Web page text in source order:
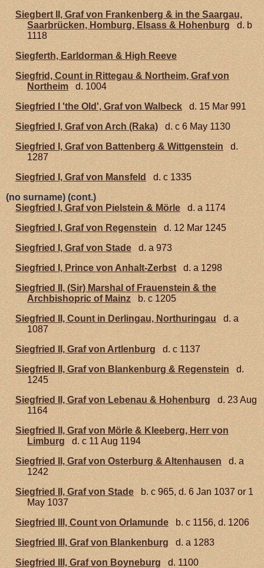
Siegbert II, Graf von Frankenberg & in the Saargau,
Saarbrücken, Homburg, Elsass & Hohenburg
d. b
1118
Siegferth, Earldorman & High Reeve
Siegfrid, Count in Rittegau & Northeim, Graf von
Northeim
d. 1004
Siegfried I 'the Old', Graf von Walbeck
d. 15 Mar 991
Siegfried I, Graf von Arch (Raka)
d. c 6 May 1130
Siegfried I, Graf von Battenberg & Wittgenstein
d.
1287
Siegfried I, Graf von Mansfeld
d. c 1335
(no surname) (cont.)
Siegfried I, Graf von Pielstein & Mörle
d. a 1174
Siegfried I, Graf von Regenstein
d. 12 Mar 1245
Siegfried I, Graf von Stade
d. a 973
Siegfried I, Prince von Anhalt-Zerbst
d. a 1298
Siegfried II, (Sir) Marshal of Frauenstein & the
Archbishopric of Mainz
b. c 1205
Siegfried II, Count in Derlingau, Northuringau
d. a
1087
Siegfried II, Graf von Artlenburg
d. c 1137
Siegfried II, Graf von Blankenburg & Regenstein
d.
1245
Siegfried II, Graf von Lebenau & Hohenburg
d. 23 Aug
1164
Siegfried II, Graf von Mörle & Kleeberg, Herr von
Limburg
d. c 11 Aug 1194
Siegfried II, Graf von Osterburg & Altenhausen
d. a
1242
Siegfried II, Graf von Stade
b. c 965, d. 6 Jan 1037 or 1
May 1037
Siegfried III, Count von Orlamunde
b. c 1156, d. 1206
Siegfried III, Graf von Blankenburg
d. a 1283
Siegfried III, Graf von Boyneburg
d. 1100